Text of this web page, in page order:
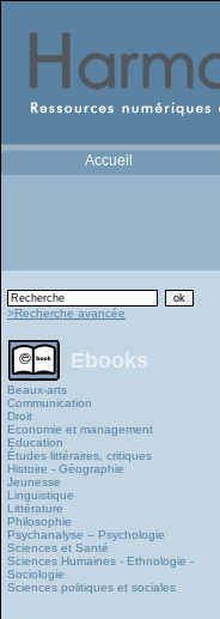
Accueil
>Recherche avancée
Ebooks
Beaux-arts
Communication
Droit
Economie et management
Education
Études littéraires, critiques
Histoire - Géographie
Jeunesse
Linguistique
Littérature
Philosophie
Psychanalyse – Psychologie
Sciences et Santé
Sciences Humaines - Ethnologie -
Sociologie
Sciences politiques et sociales